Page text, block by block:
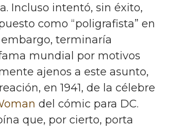
Incluso intentó, sin éxito,
como “poligrafista” en
embargo, terminaría
mundial por motivos
ajenos a este asunto,
en 1941, de la célebre
del cómic para DC.
que, por cierto, porta